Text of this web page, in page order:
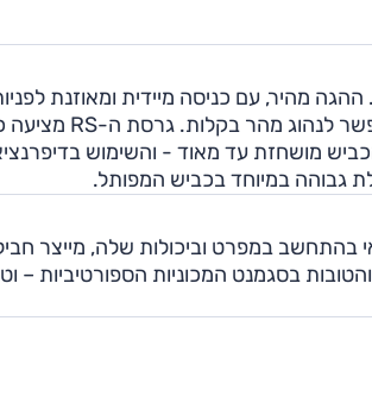
מהיר, עם כניסה מיידית ומאוזנת
לנהוג מהר בקלות. גרסת ה-RS מציעה
מושחזת עד מאוד - והשימוש
גבוהה במיוחד בכביש המפותל.
בהתחשב במפרט וביכולות שלה, מייצר
בסגמנט המכוניות הספורטיביות –